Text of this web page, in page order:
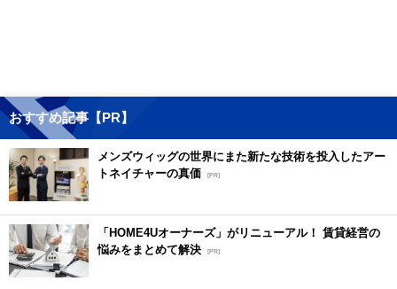
おすすめ記事【PR】
メンズウィッグの世界にまた新たな技術を投入したアー
トネイチャーの真価
[PR]
「HOME4Uオーナーズ」がリニューアル！ 賃貸経営の
悩みをまとめて解決 [PR]